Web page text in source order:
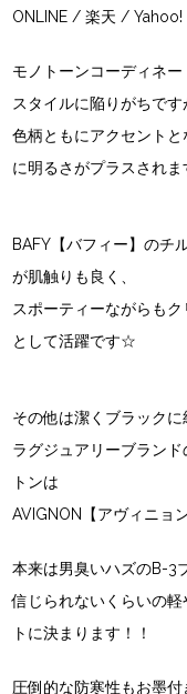
ONLINE /楽天 /Yahoo!
モノトーンコーディネ
スタイルに陥りがちです
色柄ともにアクセント
に明るさがプラスされま
BAFY【バフィー】のチ
が肌触りも良く、
スポーティーながらも
として活躍です☆
その他は潔くブラックに
ラグジュアリーブラン
トンは
AVIGNON【アヴィニョン
本来は男臭いハズのB-3
信じられないくらいの
トに決まります！！
圧倒的な防寒性もお墨